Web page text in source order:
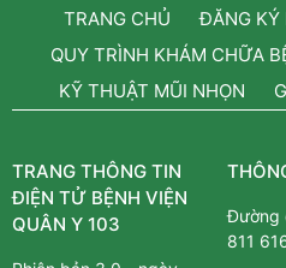
TRANG CHỦ
ĐĂNG KÝ
QUY TRÌNH KHÁM CHỮA
KỸ THUẬT MŨI NHỌN
TRANG THÔNG TIN
ĐIỆN TỬ BỆNH VIỆN
QUÂN Y 103
Đường
811